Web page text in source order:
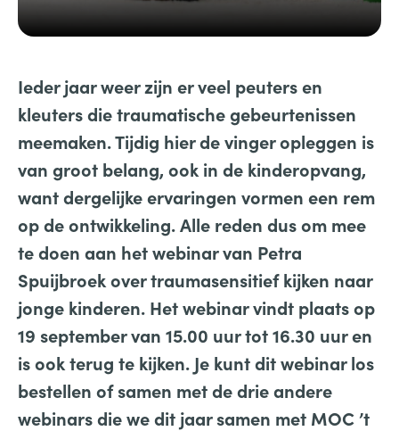
Ieder jaar weer zijn er veel peuters en
kleuters die traumatische gebeurtenissen
meemaken. Tijdig hier de vinger opleggen is
van groot belang, ook in de kinderopvang,
want dergelijke ervaringen vormen een rem
op de ontwikkeling.Alle reden dus om mee
te doen aan het webinar van Petra
Spuijbroek over traumasensitief kijken naar
jonge kinderen. Het webinar vindt plaats op
19 september van 15.00 uur tot 16.30 uur en
is ook terug te kijken. Je kunt dit webinar los
bestellen of samen met de drie andere
webinars die we dit jaar samen met MOC ’t